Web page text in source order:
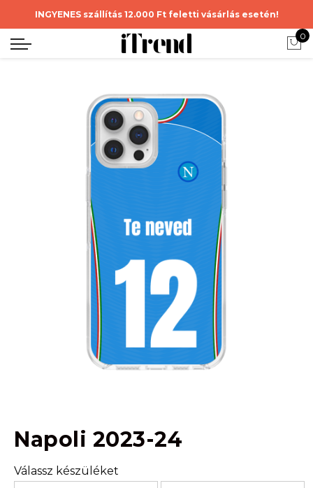
INGYENES szállítás 12.000 Ft feletti vásárlás esetén!
0
Napoli 2023-24
Válassz készüléket